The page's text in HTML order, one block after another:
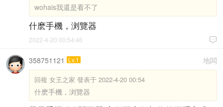
wohais我還是看不了
什麽手機，浏覽器

2022-4-20 00:54:46
地闆
358751121 Lv.1
回複 女王之家 發表于 2022-4-20 00:54
什麽手機，浏覽器